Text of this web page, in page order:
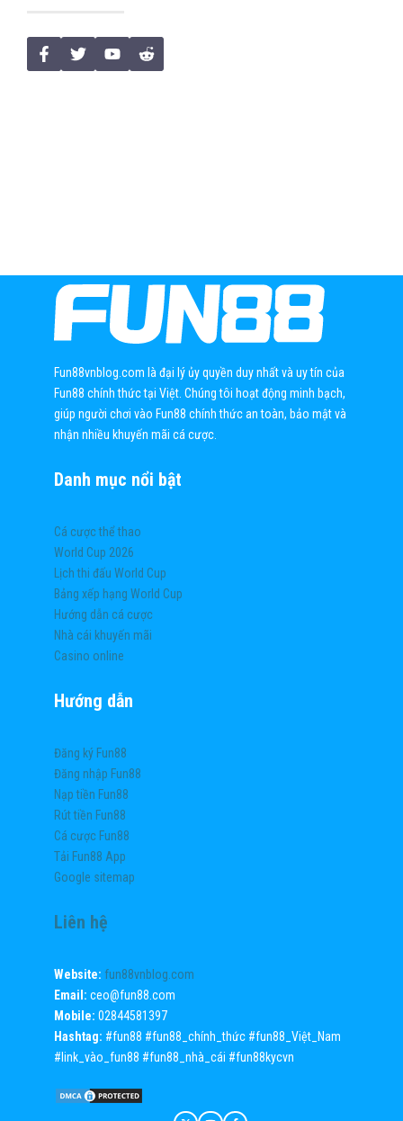
Fun88vnblog.com là đại lý ủy quyền duy nhất và uy tín của
Fun88 chính thức tại Việt. Chúng tôi hoạt động minh bạch,
giúp người chơi vào Fun88 chính thức an toàn, bảo mật và
nhận nhiều khuyến mãi cá cược.
Danh mục nổi bật
Cá cược thể thao
World Cup 2026
Lịch thi đấu World Cup
Bảng xếp hạng World Cup
Hướng dẫn cá cược
Nhà cái khuyến mãi
Casino online
Hướng dẫn
Đăng ký Fun88
Đăng nhập Fun88
Nạp tiền Fun88
Rút tiền Fun88
Cá cược Fun88
Tải Fun88 App
Google sitemap
Liên hệ
Website: fun88vnblog.com
Email: ceo@fun88.com
Mobile: 02844581397
Hashtag: #fun88 #fun88_chính_thức #fun88_Việt_Nam
#link_vào_fun88 #fun88_nhà_cái #fun88kycvn